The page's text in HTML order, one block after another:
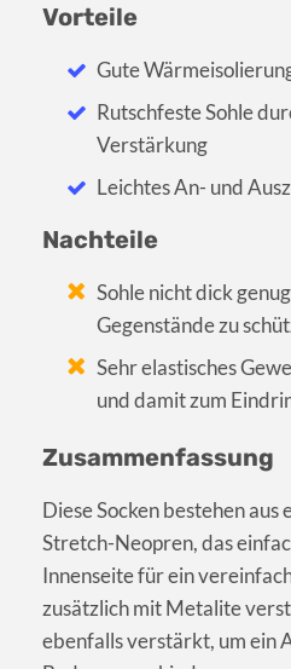
Vorteile
Gute
Rutschfeste Sohle
Verstärkung
Leichtes An- und
Nachteile
Sohle nicht dick
Gegenstände zu
Sehr elastisches
und damit zum
Zusammenfassung
Diese Socken bestehen aus
Stretch-Neopren, das
Innenseite für ein
zusätzlich mit Metalite
ebenfalls verstärkt, um ein